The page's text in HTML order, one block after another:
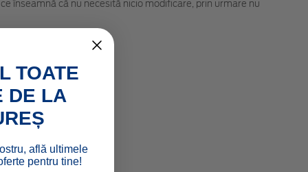
înseamnă că nu necesită nicio modificare, prin urmare nu
TOATE
DE LA
află ultimele
pentru tine!